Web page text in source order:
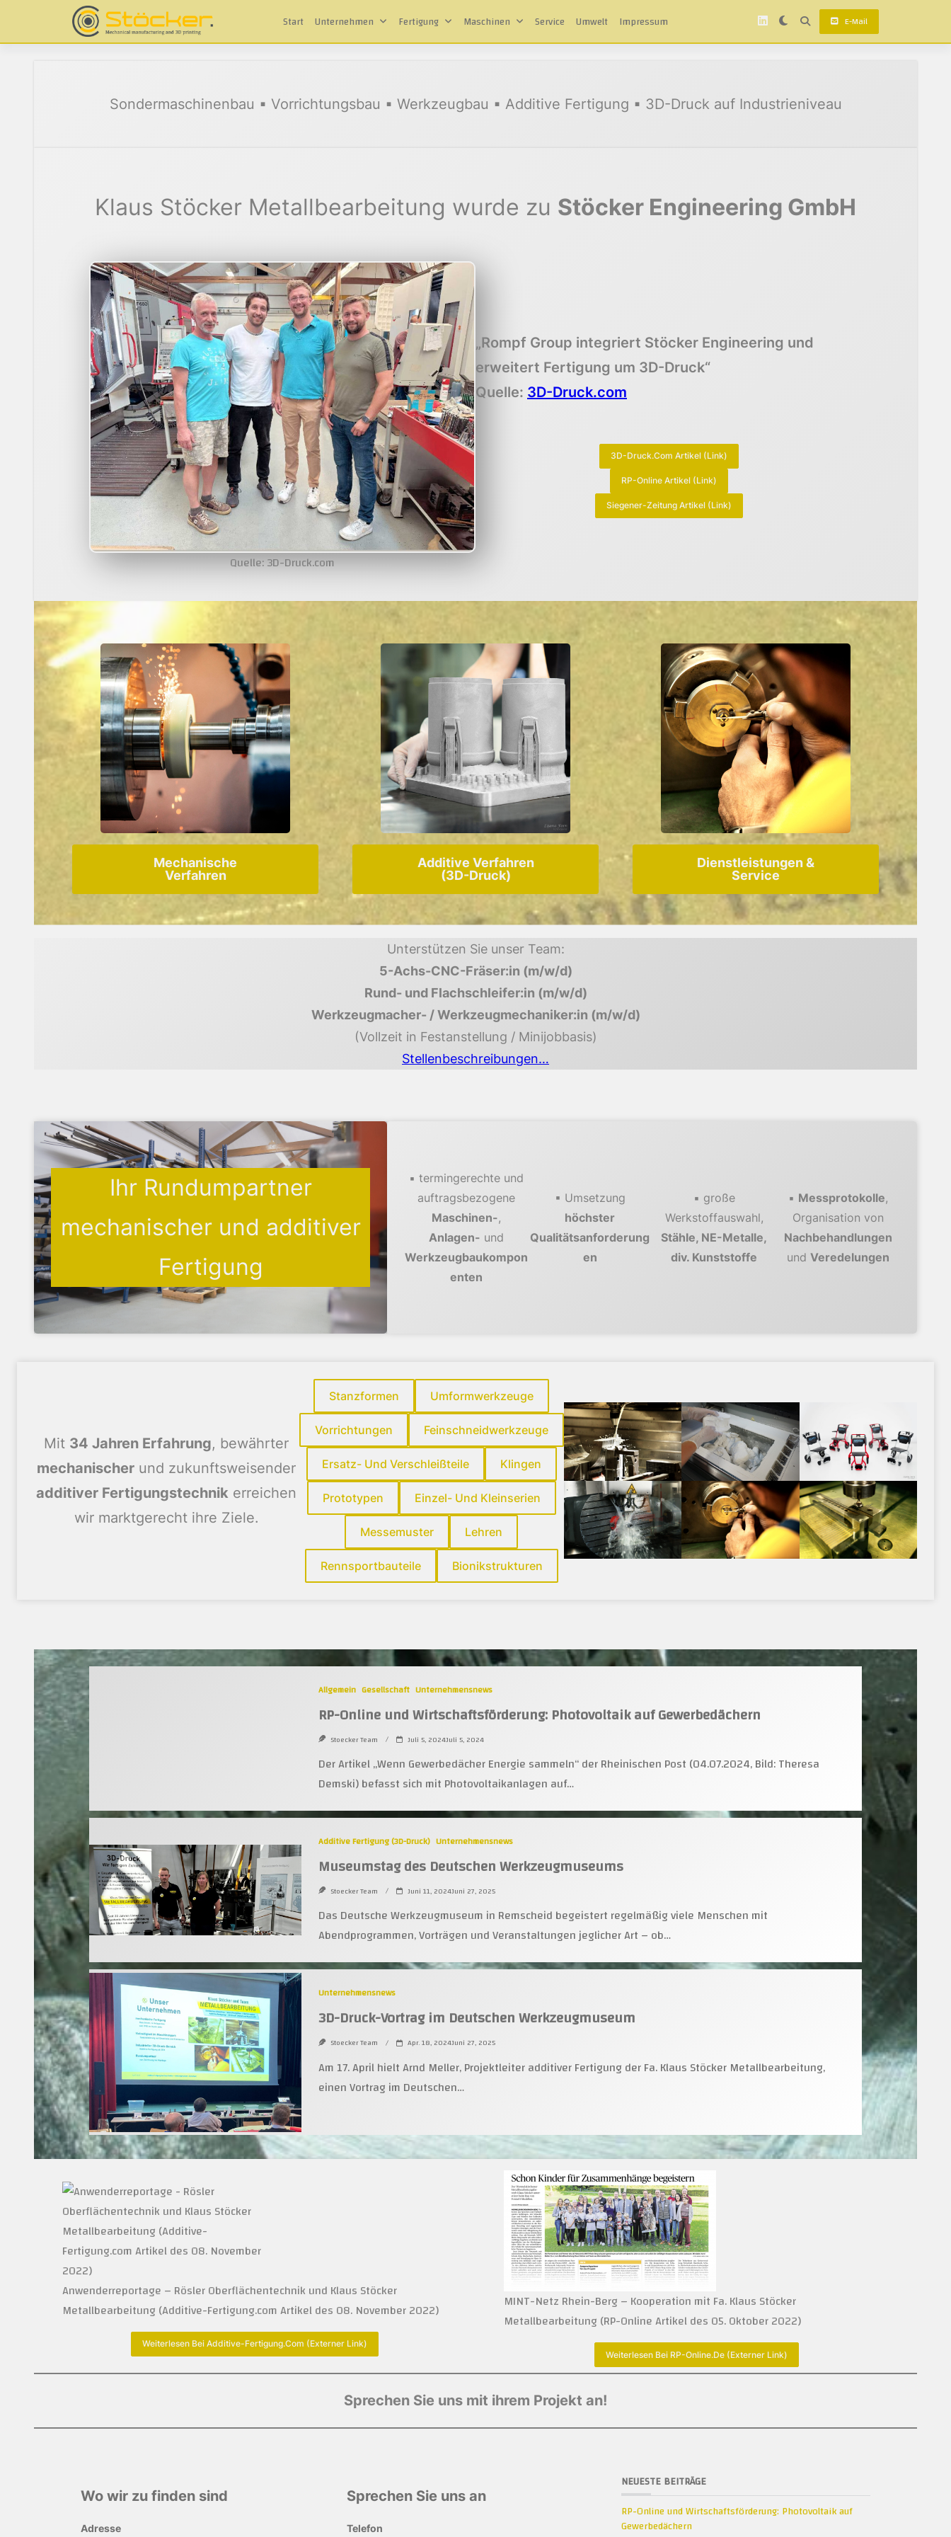
Start Unternehmen Fertigung Maschinen Service Umwelt Impressum E-Mail
Sondermaschinenbau ▪ Vorrichtungsbau ▪ Werkzeugbau ▪ Additive Fertigung ▪ 3D-Druck auf Industrieniveau
Klaus Stöcker Metallbearbeitung wurde zu Stöcker Engineering GmbH
Quelle: 3D-Druck.com
„Rompf Group integriert Stöcker Engineering und
erweitert Fertigung um 3D-Druck“
Quelle: 3D-Druck.com
3D-Druck.com Artikel (Link)
RP-Online Artikel (Link)
Siegener-Zeitung Artikel (Link)
Mechanische
Verfahren
Additive Verfahren
(3D-Druck)
Dienstleistungen &
Service
Unterstützen Sie unser Team:
5-Achs-CNC-Fräser:in (m/w/d)
Rund- und Flachschleifer:in (m/w/d)
Werkzeugmacher- / Werkzeugmechaniker:in (m/w/d)
(Vollzeit in Festanstellung / Minijobbasis)
Stellenbeschreibungen…
Ihr Rundumpartner
mechanischer und additiver
Fertigung
▪ termingerechte und
auftragsbezogene
Maschinen-,
Anlagen- und
Werkzeugbaukompon
enten
▪ Umsetzung
höchster
Qualitätsanforderung
en
▪ große
Werkstoffauswahl,
Stähle, NE-Metalle,
div. Kunststoffe
▪ Messprotokolle,
Organisation von
Nachbehandlungen
und Veredelungen
Mit 34 Jahren Erfahrung, bewährter
mechanischer und zukunftsweisender
additiver Fertigungstechnik erreichen
wir marktgerecht ihre Ziele.
Stanzformen Umformwerkzeuge
Vorrichtungen Feinschneidwerkzeuge
Ersatz- Und Verschleißteile Klingen
Prototypen Einzel- Und Kleinserien
Messemuster Lehren
Rennsportbauteile Bionikstrukturen
Allgemein Gesellschaft Unternehmensnews
RP-Online und Wirtschaftsförderung: Photovoltaik auf Gewerbedächern
Stoecker Team Juli 5, 2024Juli 5, 2024
Der Artikel „Wenn Gewerbedächer Energie sammeln“ der Rheinischen Post (04.07.2024, Bild: Theresa
Demski) befasst sich mit Photovoltaikanlagen auf…
Additive Fertigung (3D-Druck) Unternehmensnews
Museumstag des Deutschen Werkzeugmuseums
Stoecker Team Juni 11, 2024Juni 27, 2025
Das Deutsche Werkzeugmuseum in Remscheid begeistert regelmäßig viele Menschen mit
Abendprogrammen, Vorträgen und Veranstaltungen jeglicher Art – ob…
Unternehmensnews
3D-Druck-Vortrag im Deutschen Werkzeugmuseum
Stoecker Team Apr. 18, 2024Juni 27, 2025
Am 17. April hielt Arnd Meller, Projektleiter additiver Fertigung der Fa. Klaus Stöcker Metallbearbeitung,
einen Vortrag im Deutschen…
Anwenderreportage – Rösler Oberflächentechnik und Klaus Stöcker
Metallbearbeitung (Additive-Fertigung.com Artikel des 08. November 2022)
Weiterlesen Bei Additive-Fertigung.com (externer Link)
MINT-Netz Rhein-Berg – Kooperation mit Fa. Klaus Stöcker
Metallbearbeitung (RP-Online Artikel des 05. Oktober 2022)
Weiterlesen Bei RP-Online.de (externer Link)
Sprechen Sie uns mit ihrem Projekt an!
Wo wir zu finden sind
Adresse
Sprechen Sie uns an
Telefon
NEUESTE BEITRÄGE
RP-Online und Wirtschaftsförderung: Photovoltaik auf
Gewerbedächern